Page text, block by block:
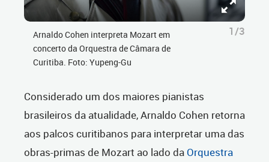
Arnaldo Cohen interpreta Mozart em
concerto da Orquestra de Câmara de
Curitiba. Foto: Yupeng-Gu
1/3
Considerado um dos maiores pianistas
brasileiros da atualidade, Arnaldo Cohen retorna
aos palcos curitibanos para interpretar uma das
obras-primas de Mozart ao lado da Orquestra